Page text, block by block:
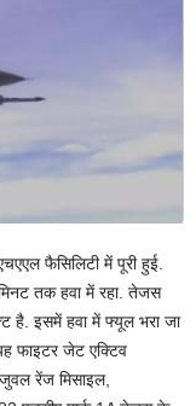
फैसिलिटी में पूरी हुई.
तक हवा में रहा. तेजस
है. इसमें हवा में फ्यूल भरा जा
फाइटर जेट एक्टिव
रेंज मिसाइल,